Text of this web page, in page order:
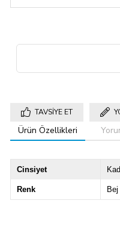
TAVSIYE ET
Ürün Özellikleri
Cinsiyet
Renk Bej